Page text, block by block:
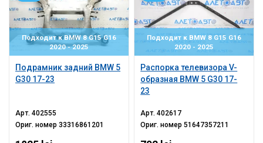
Подходит к BMW 8 G15 G16
2020 - 2025
Подрамник задний BMW 5
G30 17-23
Арт.402555
Ориг. номер33316861201
Подходит к BMW 8 G15 G16
2020 - 2025
Распорка телевизора V-
образная BMW 5 G30 17-
23
Арт.402617
Ориг. номер51647357211